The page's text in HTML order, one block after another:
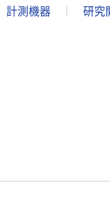
計測機器 研究